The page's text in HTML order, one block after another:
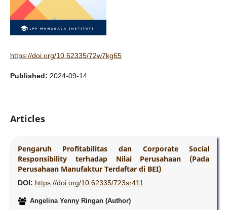
https://doi.org/10.62335/72w7kg65
Published: 2024-09-14
Articles
Pengaruh Profitabilitas dan Corporate Social
Responsibility terhadap Nilai Perusahaan (Pada
Perusahaan Manufaktur Terdaftar di BEI)
DOI: https://doi.org/10.62335/723sr411
Angelina Yenny Ringan (Author)